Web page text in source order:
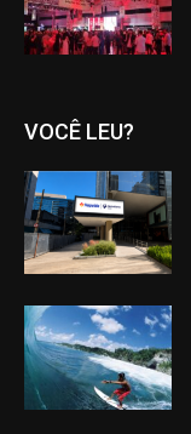
VOCÊ LEU?